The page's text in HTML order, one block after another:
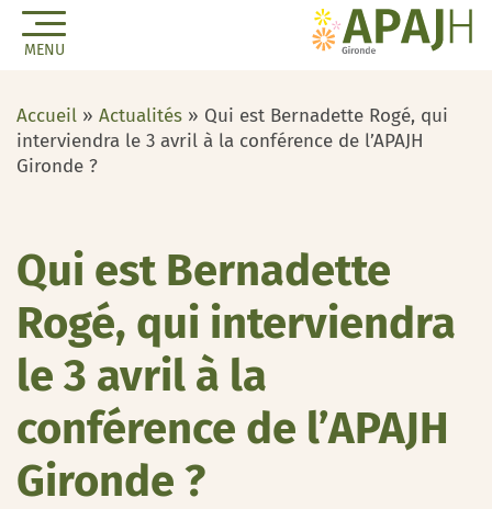
MENU
Accueil » Actualités » Qui est Bernadette Rogé, qui
interviendra le 3 avril à la conférence de l’APAJH
Gironde ?
Qui est Bernadette
Rogé, qui interviendra
le 3 avril à la
conférence de l’APAJH
Gironde ?